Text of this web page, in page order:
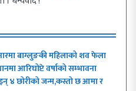
बाग्लुङकी महिलाको शव फेला
आरिघोप्टे वर्षाको सम्भावना
४ छोरीको जन्म,कस्तो छ आमा र